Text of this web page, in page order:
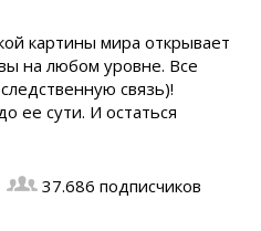
картины мира открывает
на любом уровне. Все
связь)!
ее сути. И остаться
37.686 подписчиков